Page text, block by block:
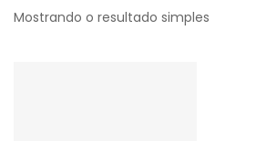
Mostrando o resultado simples